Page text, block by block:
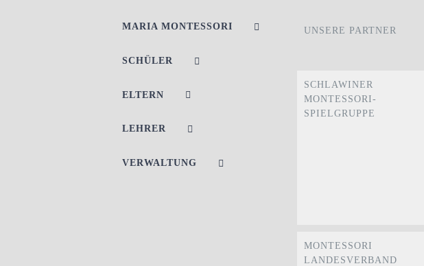
MARIA MONTESSORI
SCHÜLER
ELTERN
LEHRER
VERWALTUNG
UNSERE PARTNER
SCHLAWINER
MONTESSORI-
SPIELGRUPPE
MONTESSORI
LANDESVERBAND